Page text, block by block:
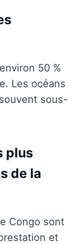
50 %
Les océans
sous-
plus
de la
Congo sont
et